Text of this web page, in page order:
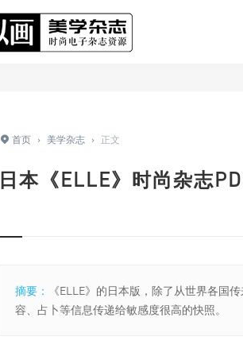
首页 › 美学杂志 › 正文
日本《ELLE》时尚杂志
摘要：
《ELLE》的日本版，除了从世界各国
容、占卜等信息传递给敏感度很高的快照。